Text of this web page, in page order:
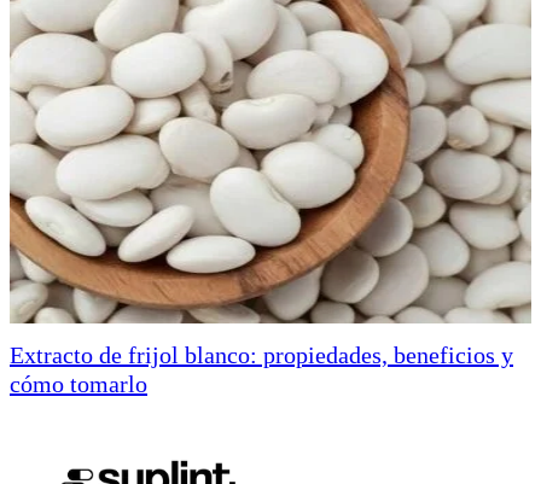
Extracto de frijol blanco: propiedades, beneficios y
cómo tomarlo